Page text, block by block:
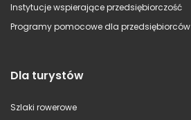
Instytucje wspierające przedsiębiorczość
Programy pomocowe dla przedsiębiorców
Dla turystów
Szlaki rowerowe